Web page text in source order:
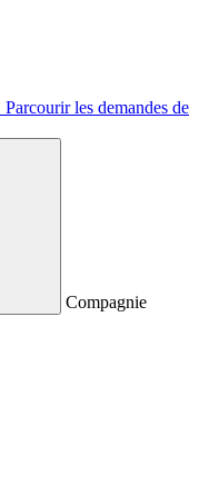
Parcourir les demandes de
Compagnie